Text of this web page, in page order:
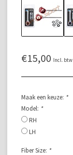
€15,00 Incl. btw
Maak een keuze: *
Model: *
RH
LH
Fiber Size: *